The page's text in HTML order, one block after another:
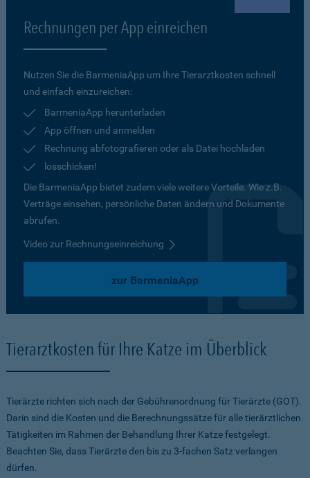
Rechnungen per App einreichen
Nutzen Sie die BarmeniaApp um Ihre Tierarztkosten schnell
und einfach einzureichen:
BarmeniaApp herunterladen
App öffnen und anmelden
Rechnung abfotografieren oder als Datei hochladen
losschicken!
Die BarmeniaApp bietet zudem viele weitere Vorteile. Wie z.B.
Verträge einsehen, persönliche Daten ändern und Dokumente
abrufen.
Video zur Rechnungseinreichung
zur BarmeniaApp
Tierarztkosten für Ihre Katze im Überblick
Tierärzte richten sich nach der Gebührenordnung für Tierärzte (GOT).
Darin sind die Kosten und die Berechnungssätze für alle tierärztlichen
Tätigkeiten im Rahmen der Behandlung Ihrer Katze festgelegt.
Beachten Sie, dass Tierärzte den bis zu 3-fachen Satz verlangen
dürfen.